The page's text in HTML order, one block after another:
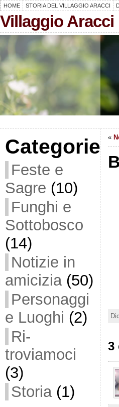
HOME STORIA DEL VILLAGGIO ARACCI
Villaggio Aracci
Categorie
Feste e
Sagre (10)
Funghi e
Sottobosco
(14)
Notizie in
amicizia(50)
Personaggi
e Luoghi (2)
Ri-
troviamoci
(3)
Storia(1)
«
3